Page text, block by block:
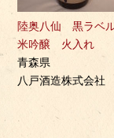
陸奥八仙 黒ラベ
米吟醸 火入れ
青森県
八戸酒造株式会社